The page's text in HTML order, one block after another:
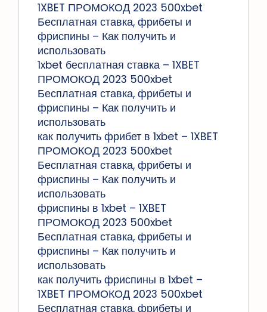
1XBET ПРОМОКОД 2023 500xbet
Бесплатная ставка, фрибеты и
фриспины – Как получить и
использовать
1xbet бесплатная ставка – 1XBET
ПРОМОКОД 2023 500xbet
Бесплатная ставка, фрибеты и
фриспины – Как получить и
использовать
как получить фрибет в 1xbet – 1XBET
ПРОМОКОД 2023 500xbet
Бесплатная ставка, фрибеты и
фриспины – Как получить и
использовать
фриспины в 1xbet – 1XBET
ПРОМОКОД 2023 500xbet
Бесплатная ставка, фрибеты и
фриспины – Как получить и
использовать
как получить фриспины в 1xbet –
1XBET ПРОМОКОД 2023 500xbet
Бесплатная ставка, фрибеты и